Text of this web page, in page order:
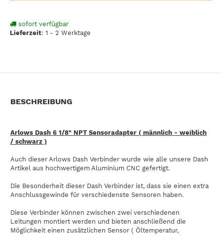
sofort verfügbar
Lieferzeit: 1 - 2 Werktage
BESCHREIBUNG
Arlows Dash 6 1/8" NPT Sensoradapter ( männlich - weiblich
/ schwarz )
Auch dieser Arlows Dash Verbinder wurde wie alle unsere Dash
Artikel aus hochwertigem Aluminium CNC gefertigt.
Die Besonderheit dieser Dash Verbinder ist, dass sie einen extra
Anschlussgewinde für verschiedenste Sensoren haben.
Diese Verbinder können zwischen zwei verschiedenen
Leitungen montiert werden und bieten anschließend die
Möglichkeit einen zusätzlichen Sensor ( Öltemperatur,